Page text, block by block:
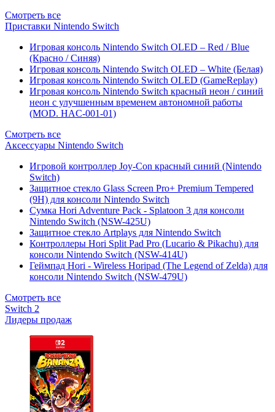
Смотреть все
Приставки Nintendo Switch
Игровая консоль Nintendo Switch OLED – Red / Blue
(Красно / Синяя)
Игровая консоль Nintendo Switch OLED – White (Белая)
Игровая консоль Nintendo Switch OLED (GameReplay)
Игровая консоль Nintendo Switch красный неон / синий
неон с улучшенным временем автономной работы
(MOD. HAC-001-01)
Смотреть все
Аксессуары Nintendo Switch
Игровой контроллер Joy-Con красный синий (Nintendo
Switch)
Защитное стекло Glass Screen Pro+ Premium Tempered
(9H) для консоли Nintendo Switch
Сумка Hori Adventure Pack - Splatoon 3 для консоли
Nintendo Switch (NSW-425U)
Защитное стекло Artplays для Nintendo Switch
Контроллеры Hori Split Pad Pro (Lucario & Pikachu) для
консоли Nintendo Switch (NSW-414U)
Геймпад Hori - Wireless Horipad (The Legend of Zelda) для
консоли Nintendo Switch (NSW-479U)
Смотреть все
Switch 2
Лидеры продаж